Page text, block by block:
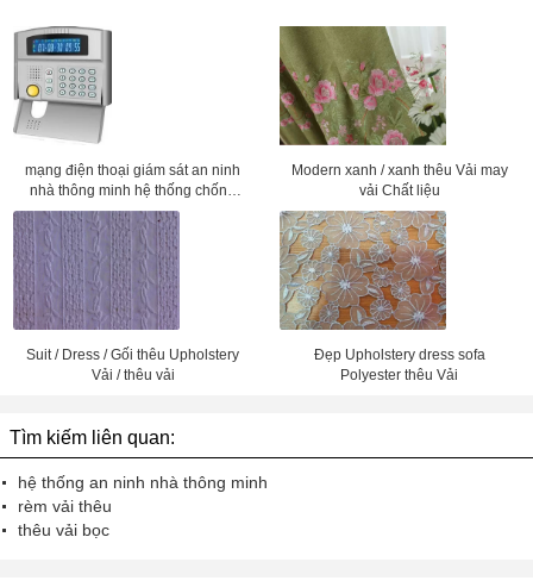
mạng điện thoại giám sát an ninh
nhà thông minh hệ thống chống
trộm Báo động
Modern xanh / xanh thêu Vải may
vải Chất liệu
Suit / Dress / Gối thêu Upholstery
Vải / thêu vải
Đẹp Upholstery dress sofa
Polyester thêu Vải
Tìm kiếm liên quan:
hệ thống an ninh nhà thông minh
rèm vải thêu
thêu vải bọc